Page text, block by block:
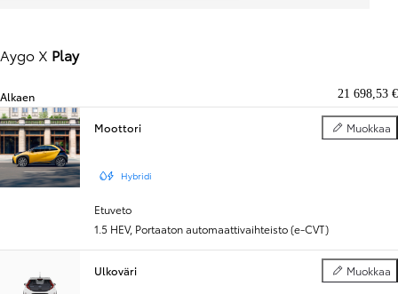
Aygo X Play
Alkaen 21 698,53 €
Moottori Muokkaa
Moottori
Hybridi
Etuveto
1.5 HEV, Portaaton automaattivaihteisto (e-CVT)
Ulkoväri Muokkaa
Ulkoväri